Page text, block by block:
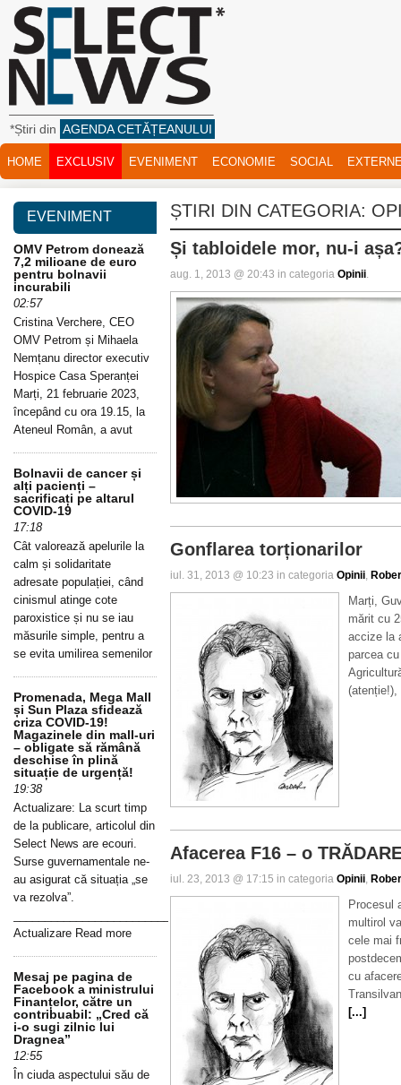
*Știri din AGENDA CETĂȚEANULUI
HOME EXCLUSIV EVENIMENT ECONOMIE SOCIAL
ȘTIRI DIN CATEGORIA:
Și tabloidele mor, nu-i
aug. 1, 2013 @ 20:43 in categoria Opinii.
Gonflarea torționarilor
iul. 31, 2013 @ 10:23 in categoria Opinii,
Marți,
mărit cu
accize la
parcea
Afacerea F16 – o
iul. 23, 2013 @ 17:15 in categoria Opinii,
Procesul
multirol
cele mai
cu
[...]
EVENIMENT
OMV Petrom donează
7,2 milioane de euro
pentru bolnavii
incurabili
02:57
Cristina Verchere, CEO
OMV Petrom și Mihaela
Nemțanu director executiv
Hospice Casa Speranței
Marți, 21 februarie 2023,
începând cu ora 19.15, la
Ateneul Român, a avut
Bolnavii de cancer și
alți pacienți –
sacrificați pe altarul
COVID-19
17:18
Cât valorează apelurile la
calm și solidaritate
adresate populației, când
cinismul atinge cote
paroxistice și nu se iau
măsurile simple, pentru a
se evita umilirea semenilor
Promenada, Mega Mall
și Sun Plaza sfidează
criza COVID-19!
Magazinele din mall-uri
– obligate să rămână
deschise în plină
situație de urgență!
19:38
Actualizare: La scurt timp
de la publicare, articolul din
Select News are ecouri.
Surse guvernamentale ne-
au asigurat că situația „se
va rezolva”.
Actualizare Read more
Mesaj pe pagina de
Facebook a ministrului
Finanțelor, către un
contribuabil: „Cred că
i-o sugi zilnic lui
Dragnea”
12:55
În ciuda aspectului său de